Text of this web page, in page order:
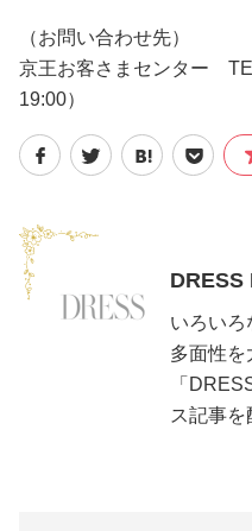
（お問い合わせ先）
京王お客さまセンター
19:00）
DRESS
いろいろ
多面性を
「
ス記事を